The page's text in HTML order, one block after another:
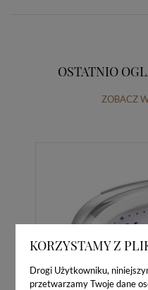
KORZYSTAMY Z
Drogi Użytkowniku,
przetwarzamy Twoje dane
OSTATNIO
ZOBACZ